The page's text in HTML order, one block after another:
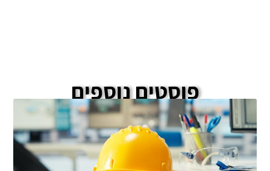
פוסטים נוספים